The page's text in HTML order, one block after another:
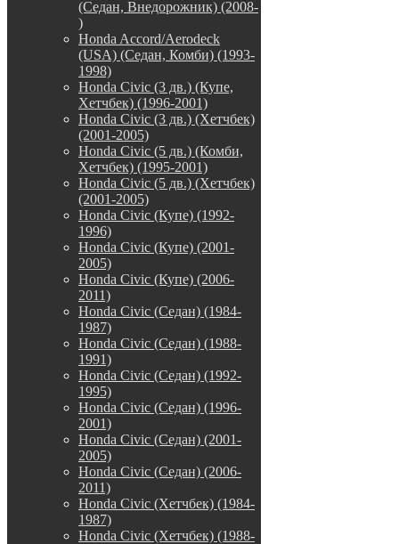
(Седан, Внедорожник) (2008-
)
Honda Accord/Аerodeck
(USA) (Седан, Комби) (1993-
1998)
Honda Civic (3 дв.) (Купе,
Хетчбек) (1996-2001)
Honda Civic (3 дв.) (Хетчбек)
(2001-2005)
Honda Civic (5 дв.) (Комби,
Хетчбек) (1995-2001)
Honda Civic (5 дв.) (Хетчбек)
(2001-2005)
Honda Civic (Купе) (1992-
1996)
Honda Civic (Купе) (2001-
2005)
Honda Civic (Купе) (2006-
2011)
Honda Civic (Седан) (1984-
1987)
Honda Civic (Седан) (1988-
1991)
Honda Civic (Седан) (1992-
1995)
Honda Civic (Седан) (1996-
2001)
Honda Civic (Седан) (2001-
2005)
Honda Civic (Седан) (2006-
2011)
Honda Civic (Хетчбек) (1984-
1987)
Honda Civic (Хетчбек) (1988-